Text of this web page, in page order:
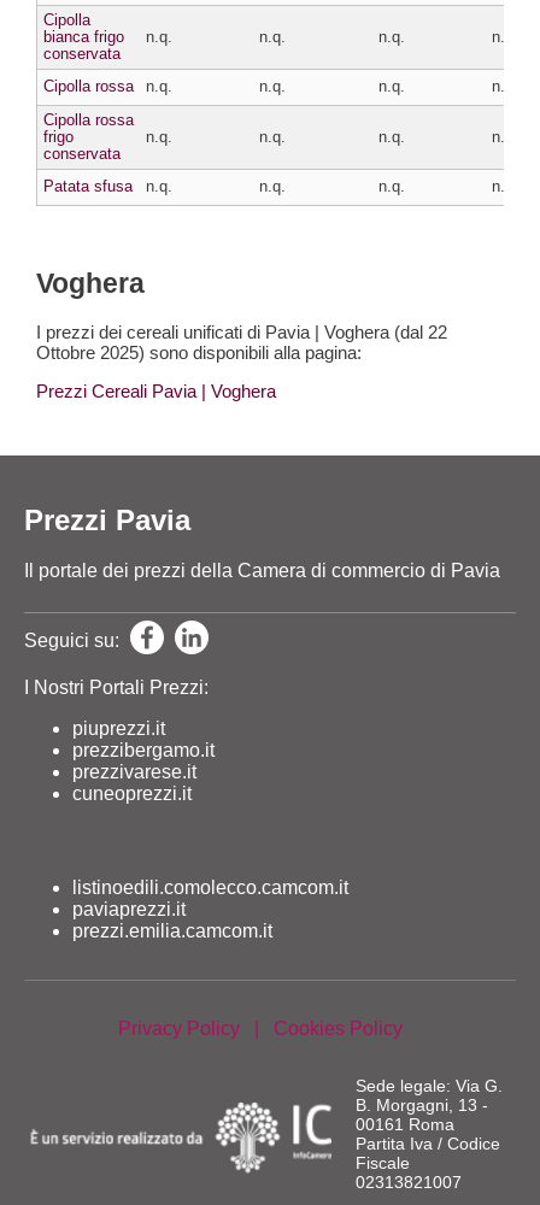
Cipolla
bianca frigo
conservata
n.q. n.q. n.q. n.q.
Cipolla rossa n.q. n.q. n.q.
n.q.
Cipolla rossa
frigo
conservata
n.q. n.q. n.q. n.q.
Patata sfusa n.q. n.q. n.q. n.q.
Voghera
I prezzi dei cereali unificati di Pavia | Voghera (dal 22
Ottobre 2025) sono disponibili alla pagina:
Prezzi Cereali Pavia | Voghera
Prezzi Pavia
Il portale dei prezzi della Camera di commercio di Pavia
Seguici su:
I Nostri Portali Prezzi:
piuprezzi.it
prezzibergamo.it
prezzivarese.it
cuneoprezzi.it
listinoedili.comolecco.camcom.it
paviaprezzi.it
prezzi.emilia.camcom.it
Privacy Policy Cookies Policy
Sede legale: Via G.
B. Morgagni, 13 -
00161 Roma
Partita Iva / Codice
Fiscale
02313821007